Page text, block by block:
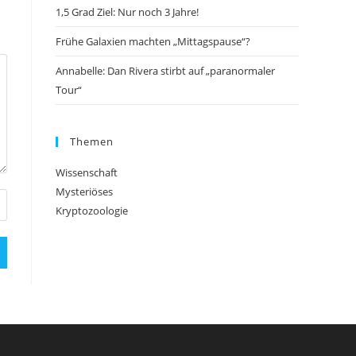
1,5 Grad Ziel: Nur noch 3 Jahre!
Frühe Galaxien machten „Mittagspause“?
Annabelle: Dan Rivera stirbt auf „paranormaler
Tour“
Themen
Wissenschaft
Mysteriöses
Kryptozoologie